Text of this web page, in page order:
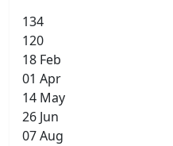
134
120
18 Feb
01 Apr
14 May
26 Jun
07 Aug